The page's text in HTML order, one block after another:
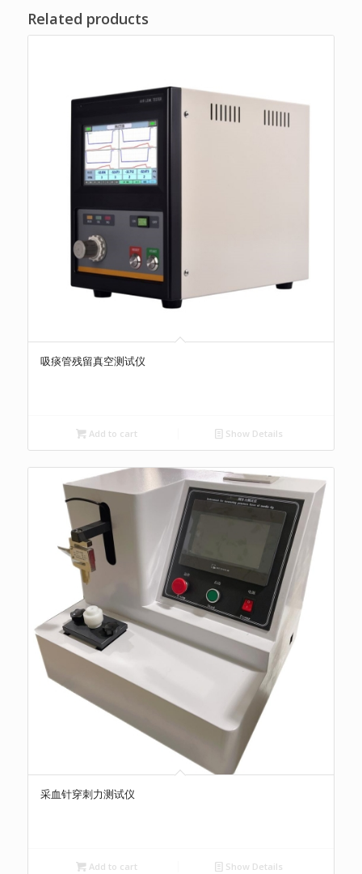
Related products
吸痰管残留真空测试仪
Add to cart Show Details
采血针穿刺力测试仪
Add to cart Show Details